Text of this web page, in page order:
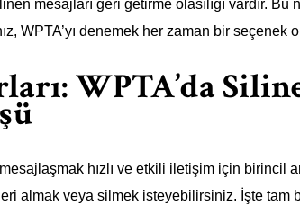
mesajları geri getirme olasılığı vardır.
WPTA’yı denemek her zaman bir seçenek
WPTA’da
hızlı ve etkili iletişim için birincil
almak veya silmek isteyebilirsiniz. İşte tam